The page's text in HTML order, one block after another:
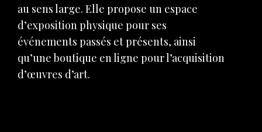
au sens large. Elle propose un espace
d’exposition physique pour ses
événements passés et présents, ainsi
qu’une boutique en ligne pour l’acquisition
d’œuvres d’art.